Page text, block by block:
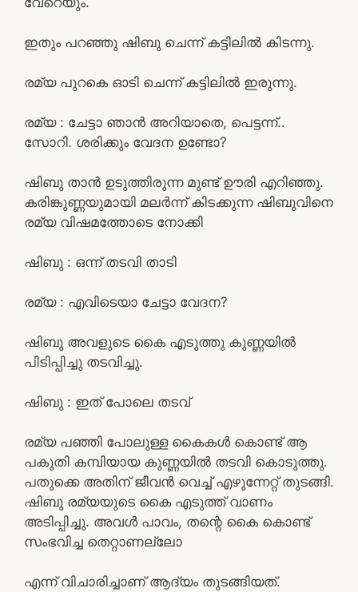
ഇതും പറഞ്ഞു ഷിബു ചെന്ന് കട്ടിലിൽ കിടന്നു.
രമ്യ പുറകെ ഓടി ചെന്ന് കട്ടിലിൽ ഇരുന്നു.
രമ്യ : ചേട്ടാ ഞാൻ അറിയാതെ, പെട്ടന്ന്..
സോറി. ശരിക്കും വേദന ഉണ്ടോ?
ഷിബു താൻ ഉടുത്തിരുന്ന മുണ്ട് ഊരി എറിഞ്ഞു.
കരിങ്കുണ്ണയുമായി മലർന്ന് കിടക്കുന്ന ഷിബുവിനെ
രമ്യ വിഷമത്തോടെ നോക്കി
ഷിബു : ഒന്ന് തടവി താടി
രമ്യ : എവിടെയാ ചേട്ടാ വേദന?
ഷിബു അവളുടെ കൈ എടുത്തു കുണ്ണയിൽ
പിടിപ്പിച്ചു തടവിച്ചു.
ഷിബു : ഇത് പോലെ തടവ്
രമ്യ പഞ്ഞി പോലുള്ള കൈകൾ കൊണ്ട് ആ
പകുതി കമ്പിയായ കുണ്ണയിൽ തടവി കൊടുത്തു.
പതുക്കെ അതിന് ജീവൻ വെച്ച് എഴുന്നേറ്റ് തുടങ്ങി.
ഷിബു രമ്യയുടെ കൈ എടുത്ത് വാണം
അടിപ്പിച്ചു. അവൾ പാവം, തന്റെ കൈ കൊണ്ട്
സംഭവിച്ച തെറ്റാണല്ലോ
എന്ന് വിചാരിച്ചാണ് ആദ്യം തുടങ്ങിയത്.